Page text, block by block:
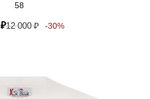
58
₽12 000₽ -30%